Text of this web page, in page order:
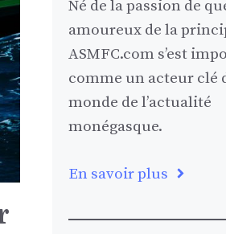
Né de la passion de
amoureux de la
ASMFC.com s’est
comme un acteur clé
monde de l’actualité
monégasque.
En savoir plus